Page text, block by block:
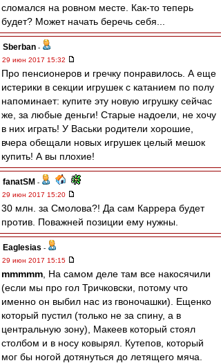
сломался на ровном месте. Как-то теперь
будет? Может начать беречь себя...
Sberban -
29 июн 2017 15:32
Про пенсионеров и гречку понравилось. А еще
истерики в секции игрушек с катанием по полу
напоминает: купите эту новую игрушку сейчас
же, за любые деньги! Старые надоели, не хочу
в них играть! У Васьки родители хорошие,
вчера обещали новых игрушек целый мешок
купить! А вы плохие!
fanatSM -
29 июн 2017 15:20
30 млн. за Смолова?! Да сам Каррера будет
против. Поважней позиции ему нужны.
Eaglesias -
29 июн 2017 15:15
mmmmm , На самом деле там все накосячили
(если мы про гол Тричковски, потому что
именно он выбил нас из гвоночашки). Ещенко
который пустил (только не за спину, а в
центральную зону), Макеев который стоял
столбом и в носу ковырял. Кутепов, который
мог бы ногой дотянуться до летящего мяча.